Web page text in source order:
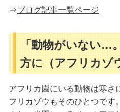
⇒ブログ記事一覧ページ
「動物がいない…
方に（アフリカゾ
アフリカ園にいる動物は寒さ
フリカゾウもそのひとつです。